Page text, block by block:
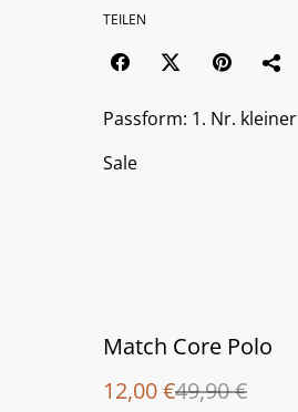
TEILEN
Passform: 1. Nr. kleiner
Sale
%
Match Core Polo
12,00 €49,90 €